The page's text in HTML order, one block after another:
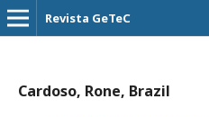
Revista GeTeC
Cardoso, Rone, Brazil